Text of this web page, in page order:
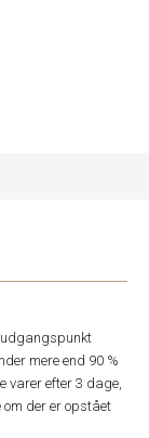
udgangspunkt
mere end 90 %
varer efter 3 dage,
der er opstået